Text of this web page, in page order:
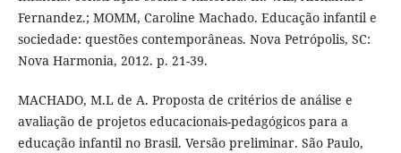
Fernandez.; MOMM, Caroline Machado. Educação infantil e
sociedade: questões contemporâneas. Nova Petrópolis, SC:
Nova Harmonia, 2012. p. 21-39.
MACHADO, M.L de A. Proposta de critérios de análise e
avaliação de projetos educacionais-pedagógicos para a
educação infantil no Brasil. Versão preliminar. São Paulo,